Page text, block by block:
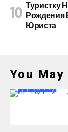
Туристку
Рождения
Юриста
You